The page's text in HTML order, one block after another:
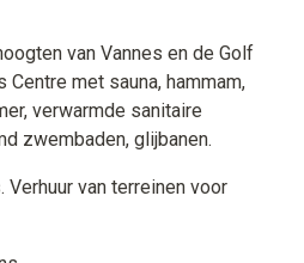
van Vannes en de Golf
Centre met sauna, hammam,
verwarmde sanitaire
zwembaden, glijbanen.
Verhuur van terreinen voor